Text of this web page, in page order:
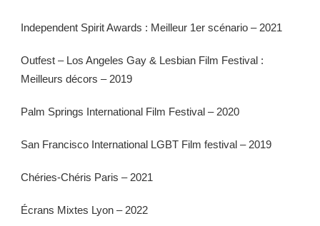
Independent Spirit Awards : Meilleur 1er scénario – 2021
Outfest – Los Angeles Gay & Lesbian Film Festival :
Meilleurs décors – 2019
Palm Springs International Film Festival – 2020
San Francisco International LGBT Film festival – 2019
Chéries-Chéris Paris – 2021
Écrans Mixtes Lyon – 2022